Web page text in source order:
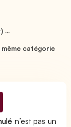
...
catégorie
n’est pas un